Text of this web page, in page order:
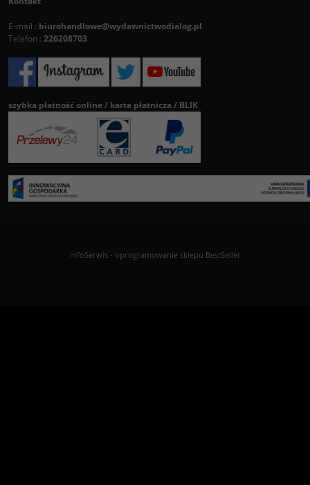
E-mail : biurohandlowe@wydawnictwodialog.pl
Telefon : 226208703
szybka płatność online / karta płatnicza / BLIK
InfoSerwis- oprogramowanie sklepu BestSeller